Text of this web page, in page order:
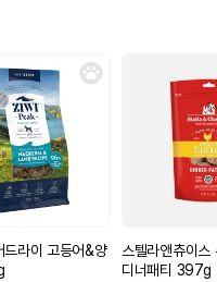
드라이 고등어&양
스텔라앤츄이스
디너패티 397g